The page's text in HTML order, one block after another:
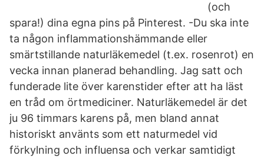
(och
spara!) dina egna pins på Pinterest. -Du ska inte
ta någon inflammationshämmande eller
smärtstillande naturläkemedel (t.ex. rosenrot) en
vecka innan planerad behandling. Jag satt och
funderade lite över karenstider efter att ha läst
en tråd om örtmediciner. Naturläkemedel är det
ju 96 timmars karens på, men bland annat
historiskt använts som ett naturmedel vid
förkylning och influensa och verkar samtidigt